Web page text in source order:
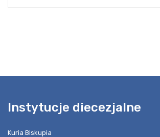
Instytucje diecezjalne
Kuria Biskupia